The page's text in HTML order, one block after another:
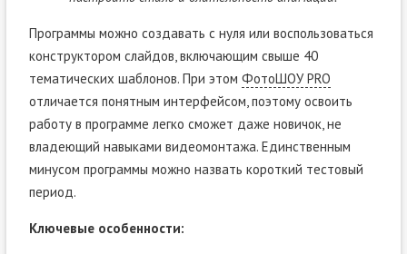
Программы можно создавать с нуля или воспользоваться
конструктором слайдов, включающим свыше 40
тематических шаблонов. При этом ФотоШОУ PRO
отличается понятным интерфейсом, поэтому освоить
работу в программе легко сможет даже новичок, не
владеющий навыками видеомонтажа. Единственным
минусом программы можно назвать короткий тестовый
период.
Ключевые особенности: